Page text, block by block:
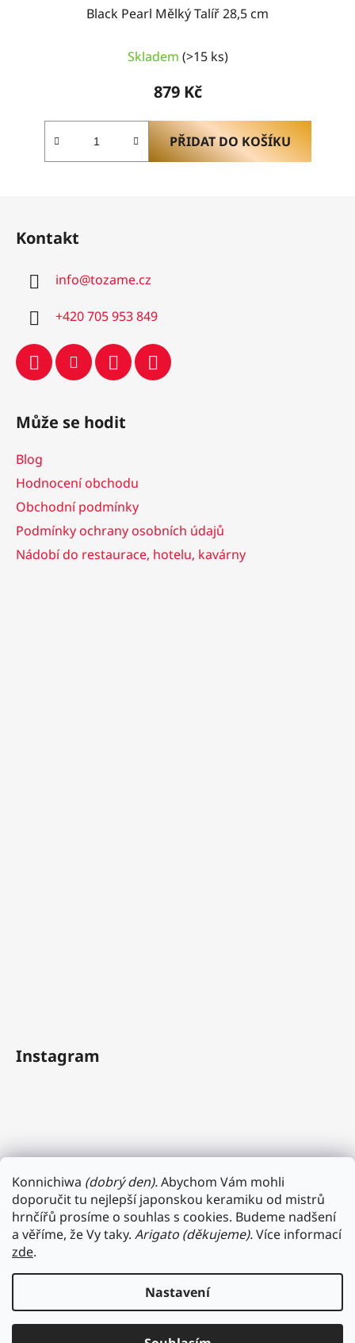
Konnichiwa (dobrý den).Abychom Vám mohli
doporučit tu nejlepší japonskou keramiku od mistrů
hrnčířů prosíme o souhlas s cookies. Budeme nadšení
a věříme, že Vy taky. Arigato (děkujeme).Více informací
zde.
Nastavení
Black Pearl Mělký Talíř 28,5 cm
Skladem (>15 ks)
879 Kč
PŘIDAT DO KOŠÍKU
Kontakt
info@tozame.cz
+420 705 953 849
Může se hodit
Blog
Hodnocení obchodu
Obchodní podmínky
Podmínky ochrany osobních údajů
Nádobí do restaurace, hotelu, kavárny
Instagram
Sledovat na Instagramu